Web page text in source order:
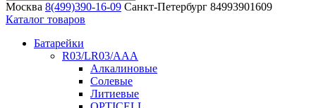
Москва 8(499)390-16-09 Санкт-Петербург 84993901609
Каталог товаров
Батарейки
R03/LR03/AAA
Алкалиновые
Солевые
Литиевые